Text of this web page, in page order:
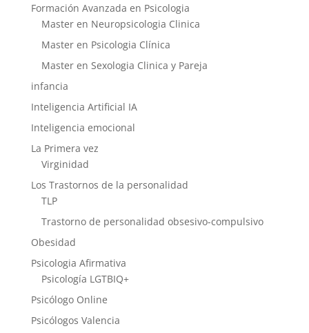
Formación Avanzada en Psicologia
Master en Neuropsicologia Clinica
Master en Psicologia Clínica
Master en Sexologia Clinica y Pareja
infancia
Inteligencia Artificial IA
Inteligencia emocional
La Primera vez
Virginidad
Los Trastornos de la personalidad
TLP
Trastorno de personalidad obsesivo-compulsivo
Obesidad
Psicologia Afirmativa
Psicología LGTBIQ+
Psicólogo Online
Psicólogos Valencia